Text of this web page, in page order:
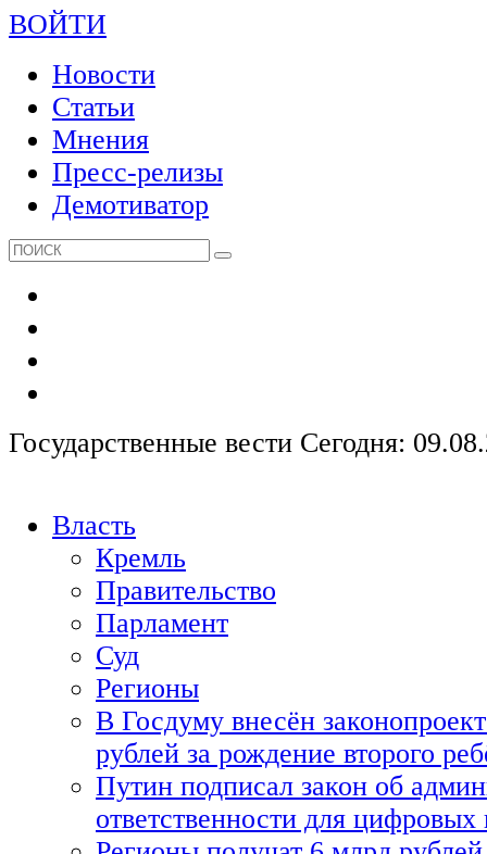
ВОЙТИ
Новости
Статьи
Мнения
Пресс-релизы
Демотиватор
Государственные вести Сегодня:
Власть
Кремль
Правительство
Парламент
Суд
Регионы
В Госдуму внесён
рублей за рождение второго
Путин подписал закон об
ответственности для